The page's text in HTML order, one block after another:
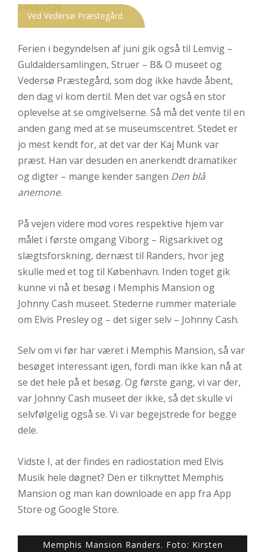
Posted
24/06/2026
Ved Vedersø Præstegård
Ferien i begyndelsen af juni gik også til Lemvig –
Guldaldersamlingen, Struer – B& O museet og
Vedersø Præstegård, som dog ikke havde åbent,
den dag vi kom dertil. Men det var også en stor
oplevelse at se omgivelserne. Så må det vente til en
anden gang med at se museumscentret. Stedet er
jo mest kendt for, at det var der Kaj Munk var
præst. Han var desuden en anerkendt dramatiker
og digter – mange kender sangen Den blå
anemone.
På vejen videre mod vores respektive hjem var
målet i første omgang Viborg – Rigsarkivet og
slægtsforskning, dernæst til Randers, hvor jeg
skulle med et tog til København. Inden toget gik
kunne vi nå et besøg i Memphis Mansion og
Johnny Cash museet. Stederne rummer materiale
om Elvis Presley og – det siger selv – Johnny Cash.
Selv om vi før har været i Memphis Mansion, så var
besøget interessant igen, fordi man ikke kan nå at
se det hele på et besøg. Og første gang, vi var der,
var Johnny Cash museet der ikke, så det skulle vi
selvfølgelig også se. Vi var begejstrede for begge
dele.
Vidste I, at der findes en radiostation med Elvis
Musik hele døgnet? Den er tilknyttet Memphis
Mansion og man kan downloade en app fra App
Store og Google Store.
Memphis Mansion Randers. Foto: Kirsten